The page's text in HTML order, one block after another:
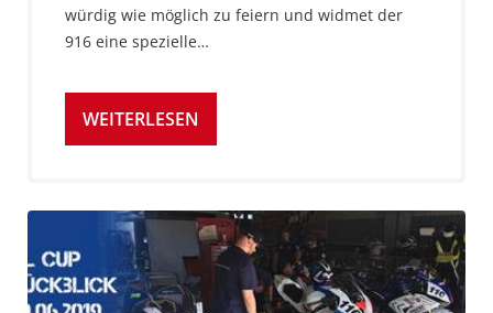
würdig wie möglich zu feiern und widmet der
916 eine spezielle…
WEITERLESEN